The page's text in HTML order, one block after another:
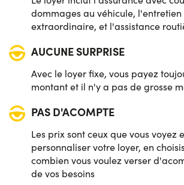
dommages au véhicule,
extraordinaire, et l'assistance
AUCUNE SURPRISE
Avec le loyer fixe, vous payez
montant et il n'y a pas de grosse
PAS D'ACOMPTE
Les prix sont ceux que vous voyez
personnaliser votre loyer, en
combien vous voulez verser
de vos besoins